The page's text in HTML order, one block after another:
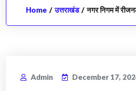
Home / उत्तराखंड / नगर निगम में
Admin December 17,